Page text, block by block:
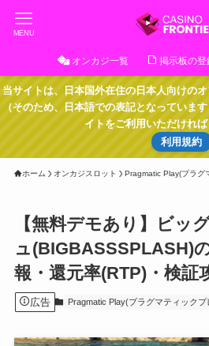
MENU
オンカジ一覧 掲示板の登
当サイトは、日本国外在住の日本人向けの
（そのため、日本語での表記となっていま
イトをご利用いただければ
利用規約
ホーム オンカジスロット Pragmatic Play(プラグ
【無料デモあり】ビッ
ュ(BIGBASSSPLASH)
報・還元率(RTP)・検証
広告 Pragmatic Play(プラグマティックプ